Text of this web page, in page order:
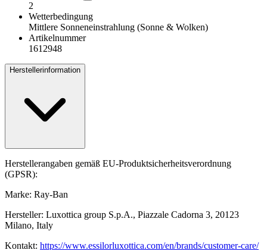
2
Wetterbedingung
Mittlere Sonneneinstrahlung (Sonne & Wolken)
Artikelnummer
1612948
Herstellerinformation
Herstellerangaben gemäß EU-Produktsicherheitsverordnung
(GPSR):
Marke: Ray-Ban
Hersteller: Luxottica group S.p.A., Piazzale Cadorna 3, 20123
Milano, Italy
Kontakt: https://www.essilorluxottica.com/en/brands/customer-care/